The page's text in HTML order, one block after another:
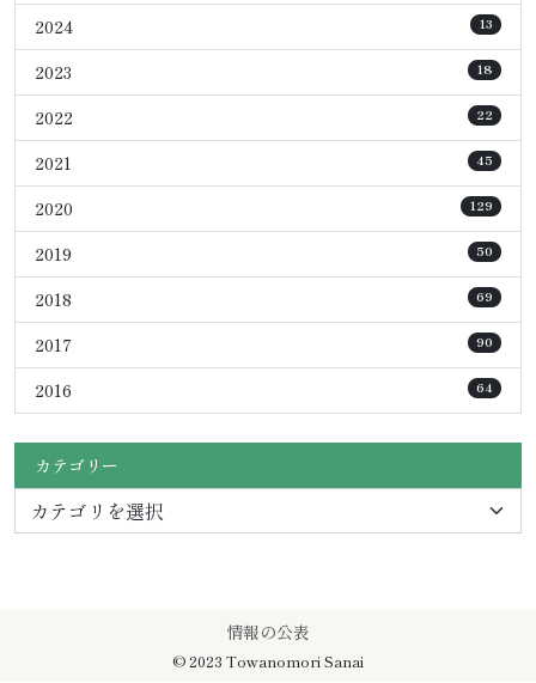
2024 13
2023 18
2022 22
2021 45
2020 129
2019 50
2018 69
2017 90
2016 64
カテゴリー
© 2023 Towanomori Sanai
情報の公表